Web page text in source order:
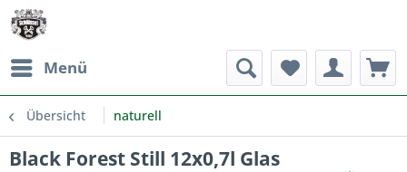
Menü
Übersicht naturell
Black Forest Still 12x0,7l Glas